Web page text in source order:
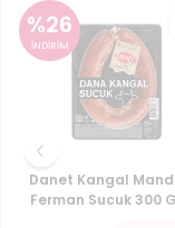
%26
İNDİRİM
Danet Kangal
Ferman Sucuk 300